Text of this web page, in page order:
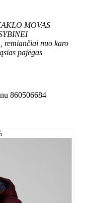
MOVAS
remiančiai nuo karo
pajėgas
860506684